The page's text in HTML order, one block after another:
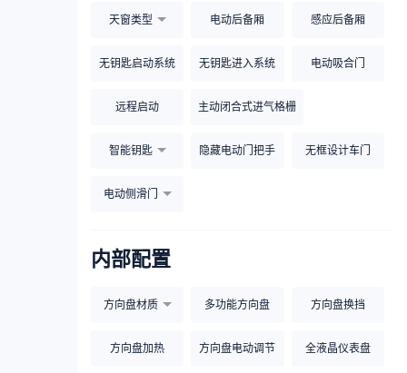
天窗类型 电动后备厢 感应后备厢
无钥匙启动系统 无钥匙进入系统 电动吸合门
远程启动 主动闭合式进气格栅
智能钥匙 隐藏电动门把手 无框设计车门
电动侧滑门
内部配置
方向盘材质 多功能方向盘 方向盘换挡
方向盘加热 方向盘电动调节 全液晶仪表盘